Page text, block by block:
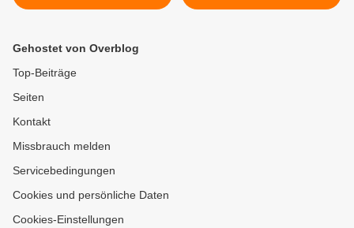
Veitshöchheim feiert am 8.
- Die Bäume der Zukunft
Gehostet von Overblog
Top-Beiträge
Seiten
Kontakt
Missbrauch melden
Servicebedingungen
Cookies und persönliche Daten
Cookies-Einstellungen